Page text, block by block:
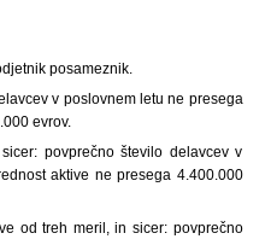
posameznik.
v poslovnem letu ne presega
evrov.
povprečno število delavcev v
aktive ne presega 4.400.000
od treh meril, in sicer: povprečno